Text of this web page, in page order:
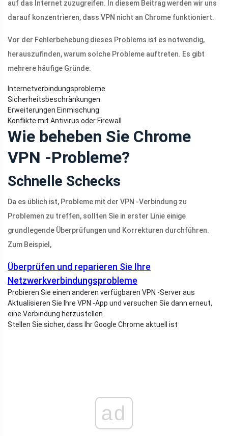
auf das Internet zuzugreifen. In diesem Beitrag werden wir uns
darauf konzentrieren, dass VPN nicht an Chrome funktioniert.
Vor der Fehlerbehebung dieses Problems ist es notwendig,
herauszufinden, warum solche Probleme auftreten. Es gibt
mehrere häufige Gründe:
Internetverbindungsprobleme
Sicherheitsbeschränkungen
Erweiterungen Einmischung
Konflikte mit Antivirus oder Firewall
Wie beheben Sie Chrome
VPN -Probleme?
Schnelle Schecks
Da es üblich ist, Probleme mit der VPN -Verbindung zu
Problemen zu treffen, sollten Sie in erster Linie einige
grundlegende Überprüfungen und Korrekturen durchführen.
Zum Beispiel,
Überprüfen und reparieren Sie Ihre
Netzwerkverbindungsprobleme
Probieren Sie einen anderen verfügbaren VPN -Server aus
Aktualisieren Sie Ihre VPN -App und versuchen Sie dann erneut,
eine Verbindung herzustellen
Stellen Sie sicher, dass Ihr Google Chrome aktuell ist
ad